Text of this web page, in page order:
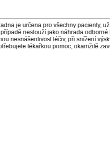
je určena pro všechny pacienty,
neslouží jako náhrada
nesnášenlivost léčiv, při snížení
lékařkou pomoc, okamžitě